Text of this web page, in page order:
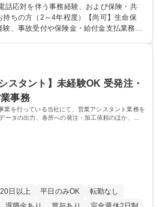
共済金請求書類の受付、
する審査・事務処理業務全般を担当 ■専
必要書類の作成・発送作業 ■加入者様や
話応対を伴う事務経験、および保険・共
ちの方（2～4年程度）【尚可】生命保
、事故受付や保険金・給付金支払業務経
歴・資格 学歴：大学院
学力： 資格：
スタント】未経験OK 受発注・
事務
業を行っている当社にて、営業アシスタント業務を
ータの出力、各所への発注・加工依頼のほか、電
ます。
日以上 平日のみOK
転勤なし